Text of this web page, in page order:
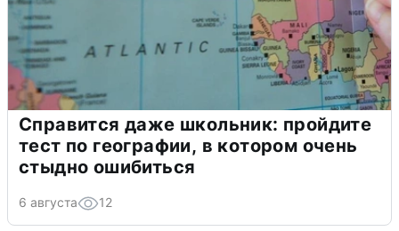
Справится даже школьник: пройдите
тест по географии, в котором очень
стыдно ошибиться
6 августа 12